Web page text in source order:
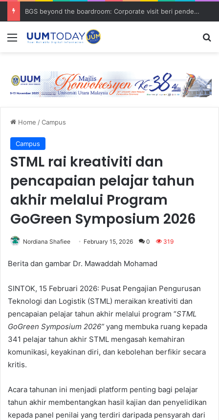
BGS beyond the boardroom: Corporate visit beri pendedahan dunia korporat kepada PELAJAR UUM
Menu
Home /Campus
Campus
STML rai kreativiti dan
pencapaian pelajar tahun
akhir melalui Program
GoGreen Symposium 2026
Nordiana Shafiee February 15, 2026 0 319
Berita dan gambar Dr. Mawaddah Mohamad
SINTOK, 15 Februari 2026: Pusat Pengajian Pengurusan
Teknologi dan Logistik (STML) meraikan kreativiti dan
pencapaian pelajar tahun akhir melalui program “STML
GoGreen Symposium 2026” yang membuka ruang kepada
341 pelajar tahun akhir STML mengasah kemahiran
komunikasi, keyakinan diri, dan kebolehan berfikir secara
kritis.
Acara tahunan ini menjadi platform penting bagi pelajar
tahun akhir membentangkan hasil kajian dan penyelidikan
kepada panel penilai yang terdiri daripada pensyarah dari